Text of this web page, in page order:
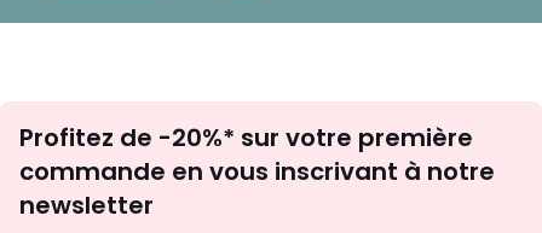
newsletter
Profitez de -20%* sur votre première
commande en vous inscrivant à notre
newsletter